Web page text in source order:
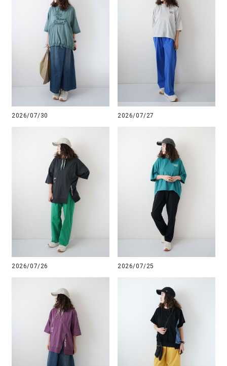
2026/07/30 2026/07/27
2026/07/26 2026/07/25